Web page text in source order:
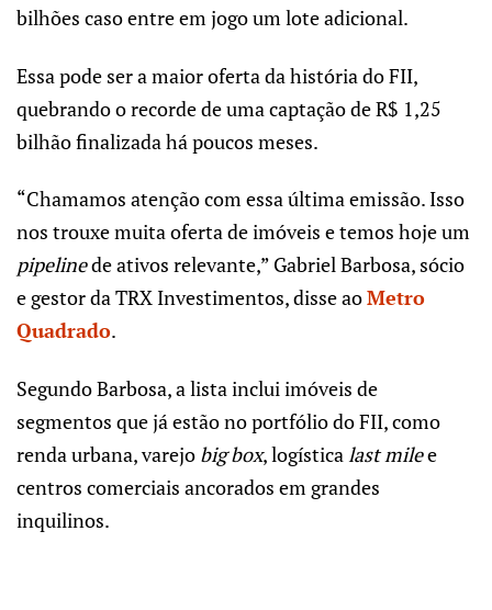
bilhões caso entre em jogo um lote adicional.
Essa pode ser a maior oferta da história do FII,
quebrando o recorde de uma captação de R$ 1,25
bilhão finalizada há poucos meses.
“Chamamos atenção com essa última emissão. Isso
nos trouxe muita oferta de imóveis e temos hoje um
pipelinede ativos relevante,” Gabriel Barbosa, sócio
e gestor da TRX Investimentos, disse aoMetro
Quadrado.
Segundo Barbosa, a lista inclui imóveis de
segmentos que já estão no portfólio do FII, como
renda urbana, varejo big box, logísticalast milee
centros comerciais ancorados em grandes
inquilinos.